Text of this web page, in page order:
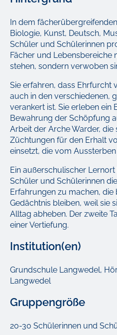
In dem
Biologie, Kunst, Deutsch,
Schüler und Schülerinnen
Fächer und Lebensbereiche
stehen, sondern verwoben
Sie erfahren, dass Ehrfurcht
auch in den verschiedenen,
verankert ist. Sie erleben ein
Bewahrung der Schöpfung
Arbeit der Arche Warder, die
Züchtungen für den Erhalt
einsetzt, die vom
Ein außerschulischer
Schüler und Schülerinnen
Erfahrungen zu machen, die
Gedächtnis bleiben, weil sie
Alltag abheben. Der zweite
einer Vertiefung.
Institution(en)
Grundschule Langwedel,
Langwedel
Gruppengröße
20-30 Schülerinnen und